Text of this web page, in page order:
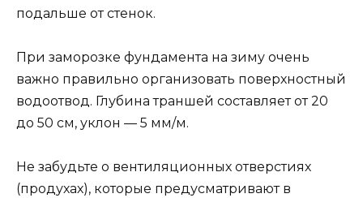
подальше от стенок.
При заморозке фундамента на зиму очень
важно правильно организовать поверхностный
водоотвод. Глубина траншей составляет от 20
до 50 см, уклон — 5 мм/м.
Не забудьте о вентиляционных отверстиях
(продухах), которые предусматривают в